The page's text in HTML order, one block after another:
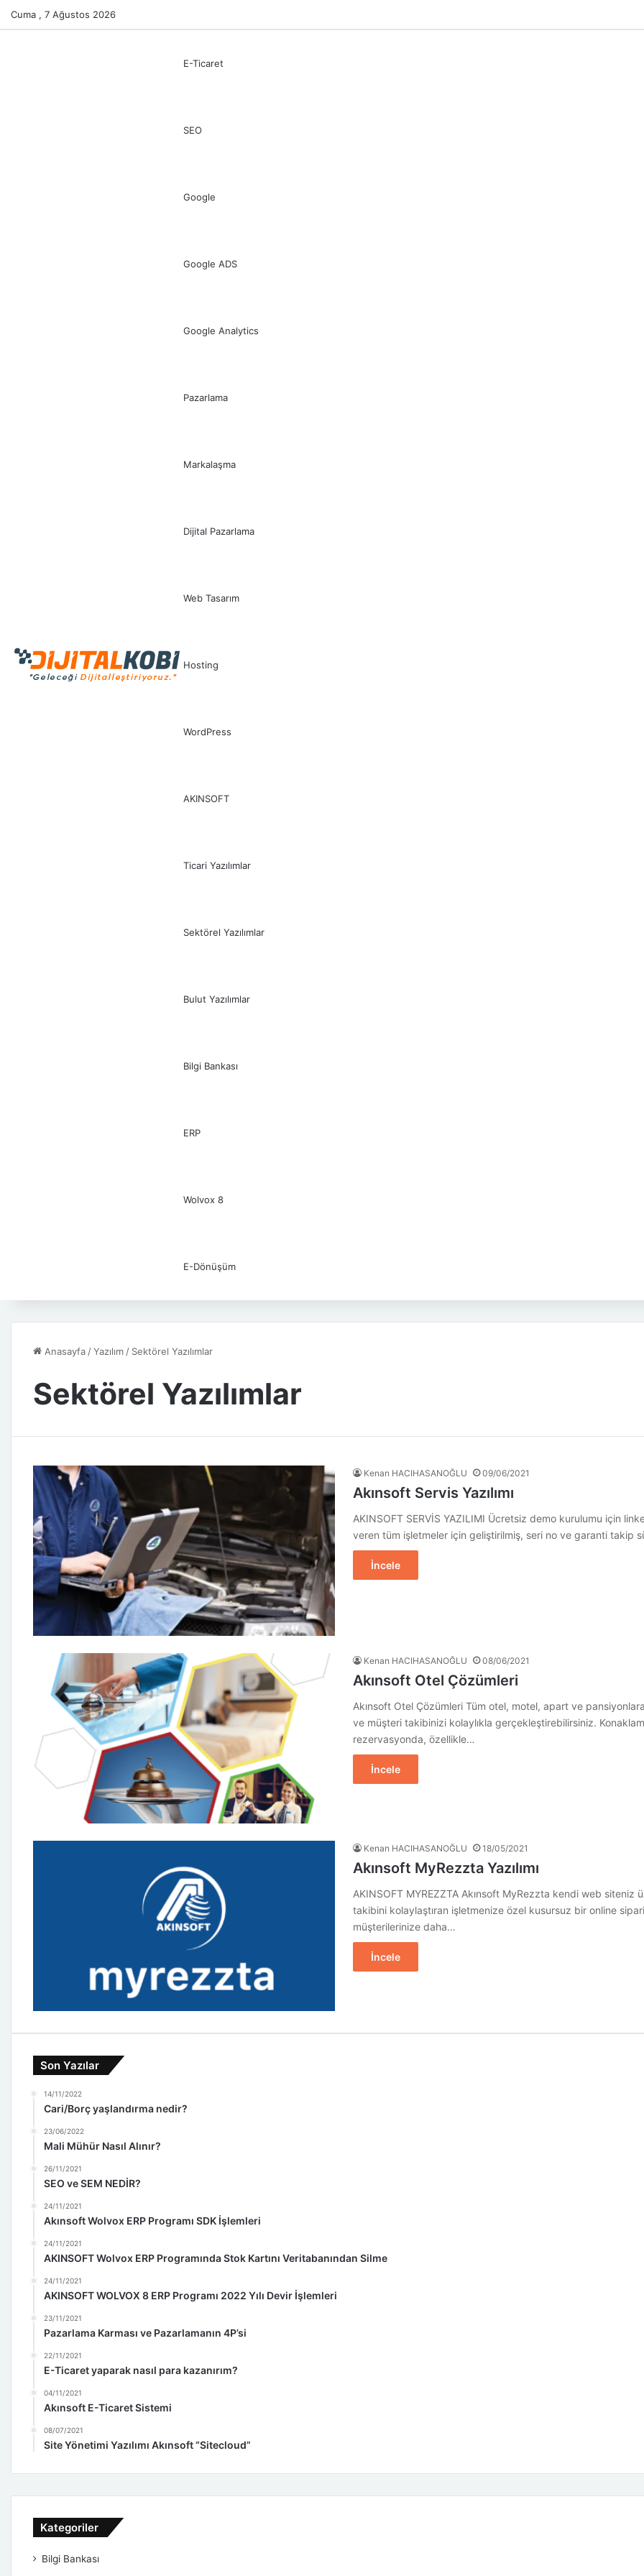
Cuma , 7 Ağustos 2026
E-Ticaret
SEO
Google
Google ADS
Google Analytics
Pazarlama
Markalaşma
Dijital Pazarlama
Web Tasarım
Hosting
WordPress
AKINSOFT
Ticari Yazılımlar
Sektörel Yazılımlar
Bulut Yazılımlar
Bilgi Bankası
ERP
Wolvox 8
E-Dönüşüm
Anasayfa /Yazılım / Sektörel Yazılımlar
Sektörel Yazılımlar
Kenan HACIHASANOĞLU 09/06/2021
Akınsoft Servis Yazılımı
AKINSOFT SERVİS YAZILIMI Ücretsiz demo kurulumu için
veren tüm işletmeler için geliştirilmiş, seri no ve garanti takip
İncele
Kenan HACIHASANOĞLU 08/06/2021
Akınsoft Otel Çözümleri
Akınsoft Otel Çözümleri Tüm otel, motel, apart ve
ve müşteri takibinizi kolaylıkla gerçekleştirebilirsiniz.
rezervasyonda, özellikle…
İncele
Kenan HACIHASANOĞLU 18/05/2021
Akınsoft MyRezzta Yazılımı
AKINSOFT MYREZZTA Akınsoft MyRezzta kendi web siteniz
takibini kolaylaştıran işletmenize özel kusursuz bir online
müşterilerinize daha…
İncele
Son Yazılar
14/11/2022
Cari/Borç yaşlandırma nedir?
23/06/2022
Mali Mühür Nasıl Alınır?
26/11/2021
SEO ve SEM NEDİR?
24/11/2021
Akınsoft Wolvox ERP Programı SDK İşlemleri
24/11/2021
AKINSOFT Wolvox ERP Programında Stok Kartını Veritabanından Silme
24/11/2021
AKINSOFT WOLVOX 8 ERP Programı 2022 Yılı Devir İşlemleri
23/11/2021
Pazarlama Karması ve Pazarlamanın 4P’si
22/11/2021
E-Ticaret yaparak nasıl para kazanırım?
04/11/2021
Akınsoft E-Ticaret Sistemi
08/07/2021
Site Yönetimi Yazılımı Akınsoft “Sitecloud”
Kategoriler
Bilgi Bankası